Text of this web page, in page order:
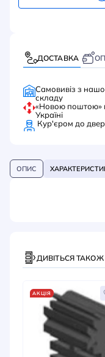
ДОСТАВКА
Самовивіз з
складу
«Новою поштою»
Україні
Кур'єром до
ОПИС
ДИВІТЬСЯ ТАКОЖ
АКЦІЯ